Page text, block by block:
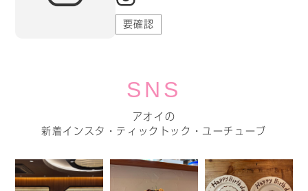
要確認
SNS
アオイの
新着インスタ・ティックトック・ユーチューブ